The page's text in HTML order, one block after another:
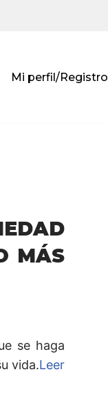
Mi perfil/Registro
MÁS
se haga
vida.Leer